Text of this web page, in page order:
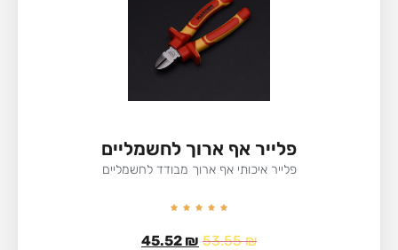
פלייר אף ארוך לחשמליים
פלייר איכותי אף ארוך מבודד לחשמליים
53.55₪
45.52 ₪